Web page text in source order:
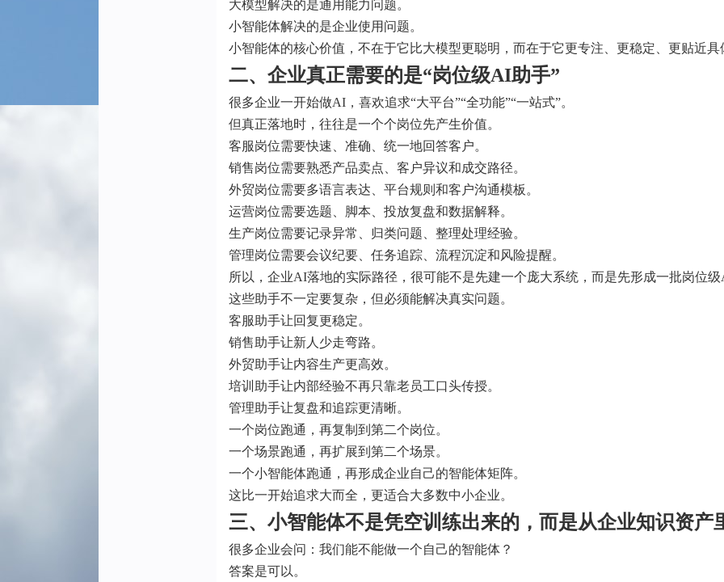
大模型解决的是通用能力问题。
小智能体解决的是企业使用问题。
小智能体的核心价值，不在于它比大模型更聪明，而在于它更专注、更稳定、更贴近具
二、企业真正需要的是“岗位级AI助手”
很多企业一开始做AI，喜欢追求“大平台”“全功能”“一站式”。
但真正落地时，往往是一个个岗位先产生价值。
客服岗位需要快速、准确、统一地回答客户。
销售岗位需要熟悉产品卖点、客户异议和成交路径。
外贸岗位需要多语言表达、平台规则和客户沟通模板。
运营岗位需要选题、脚本、投放复盘和数据解释。
生产岗位需要记录异常、归类问题、整理处理经验。
管理岗位需要会议纪要、任务追踪、流程沉淀和风险提醒。
所以，企业AI落地的实际路径，很可能不是先建一个庞大系统，而是先形成一批岗位
这些助手不一定要复杂，但必须能解决真实问题。
客服助手让回复更稳定。
销售助手让新人少走弯路。
外贸助手让内容生产更高效。
培训助手让内部经验不再只靠老员工口头传授。
管理助手让复盘和追踪更清晰。
一个岗位跑通，再复制到第二个岗位。
一个场景跑通，再扩展到第二个场景。
一个小智能体跑通，再形成企业自己的智能体矩阵。
这比一开始追求大而全，更适合大多数中小企业。
三、小智能体不是凭空训练出来的，而是从企业知识资产
很多企业会问：我们能不能做一个自己的智能体？
答案是可以。